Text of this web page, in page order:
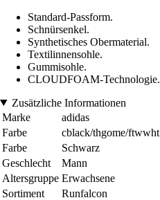
Standard-Passform.
Schnürsenkel.
Synthetisches Obermaterial.
Textilinnensohle.
Gummisohle.
CLOUDFOAM-Technologie.
Zusätzliche Informationen
Marke
adidas
Farbe
cblack/thgome/ftwwht
Farbe
Schwarz
Geschlecht
Mann
Altersgruppe Erwachsene
Sortiment
Runfalcon